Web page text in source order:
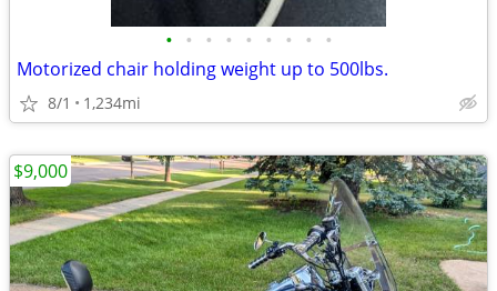
• • • • • • • • •
Motorized chair holding weight up to 500lbs.
8/1 1,234mi
$9,000